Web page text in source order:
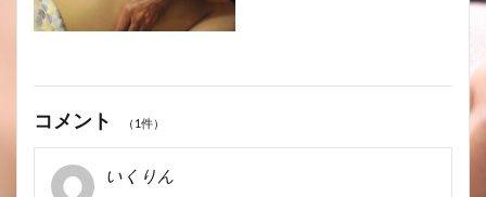
コメント （1件）
いくりん